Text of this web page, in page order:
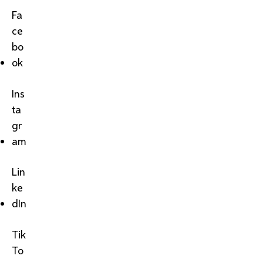
Fa
ce
bo
ok
Ins
ta
gr
am
Lin
ke
dIn
Tik
To